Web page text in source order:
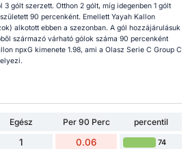
3 gólt szerzett. Otthon 2 gólt, míg idegenben 1 gólt
90 percenként. Emellett Yayah Kallon
alkotott ebben a szezonban. A gól hozzájárulásuk
származó várható gólok száma 90 percenként
npxG kimenete 1.98, ami a Olasz Serie C Group C
Egész Per 90 Perc
percentil
1 0.06 74